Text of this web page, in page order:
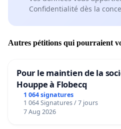
Confidentialité dès la
Autres pétitions qui pourraient
Pour le maintien de la
Houppe à Flobecq
1 064 signatures
1 064 Signatures / 7 jours
7 Aug 2026